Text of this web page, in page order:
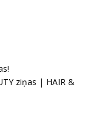
ziņas | HAIR &